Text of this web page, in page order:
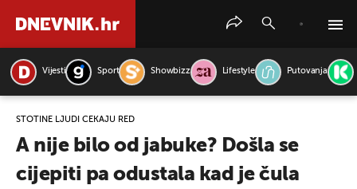
Vijesti Sport Showbizz Lifestyle Putovanja
STOTINE LJUDI ČEKAJU RED
A nije bilo od jabuke? Došla se
cijepiti pa odustala kad je čula
PRETRAŽITE VIJESTI